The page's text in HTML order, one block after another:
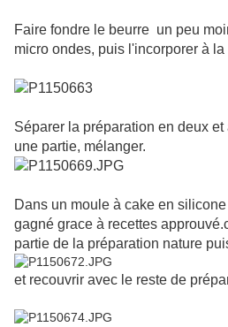
Faire fondre le beurre un peu
micro ondes, puis l'incorporer à
Séparer la préparation en deux
une partie, mélanger.
Dans un moule à cake en
gagné grace à recettes
partie de la préparation nature
et recouvrir avec le reste de